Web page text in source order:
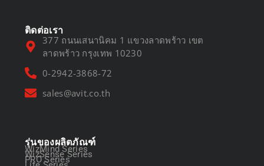
ติดต่อเรา
377 ถนนเสนานิคม 1 แขวงลาดพร้าว เขต
ลาดพร้าว กรุงเทพ 10230
0-2942-3868-72
sales@avit.co.th
รุ่นของผลิตภัณฑ์
WizMind Series
WizSense Series
PRO Series